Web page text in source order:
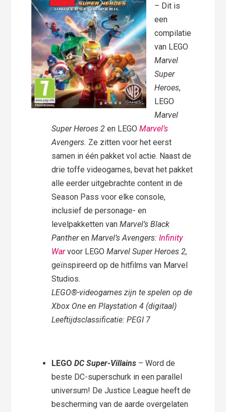
– Dit is
een
compilatie
van LEGO
Marvel
Super
Heroes,
LEGO
Marvel
Super Heroes 2 en LEGOMarvel’s
Avengers. Ze zitten voor het eerst
samen in één pakket vol actie. Naast de
drie toffe videogames, bevat het pakket
alle eerder uitgebrachte content in de
Season Pass voor elke console,
inclusief de personage- en
levelpakketten vanMarvel’s Black
PantherenMarvel’s Avengers:Infinity
Warvoor LEGOMarvel Super Heroes 2,
geïnspireerd op de hitfilms van Marvel
Studios.
LEGO®-videogames zijn te spelen op de
Xbox One en Playstation 4 (digitaal)
Leeftijdsclassificatie: PEGI 7
LEGO DC Super-Villains – Word de
beste DC-superschurk in een parallel
universum! De Justice League heeft de
bescherming van de aarde overgelaten